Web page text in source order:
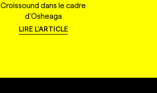
Croissound dans le cadre
d'Osheaga
LIRE L'ARTICLE